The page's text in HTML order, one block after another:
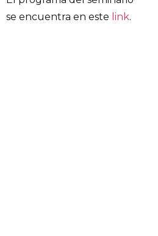
se encuentra en este link.